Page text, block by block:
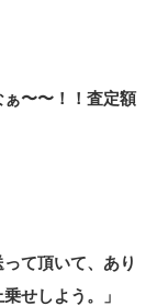
ぁ〜〜！！査定額
て頂いて、あり
せしよう。」